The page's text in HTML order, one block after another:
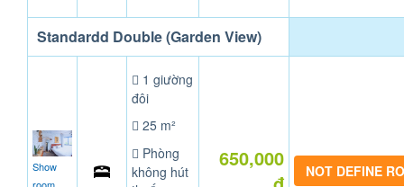
Standardd Double (Garden View)
Show
1 giường
đôi
25 m²
Phòng
không hút
650,000
NOT DEFINE